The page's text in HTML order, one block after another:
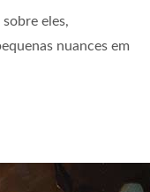
eles,
nuances em